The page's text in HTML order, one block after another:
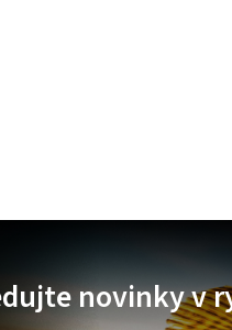
novinky v